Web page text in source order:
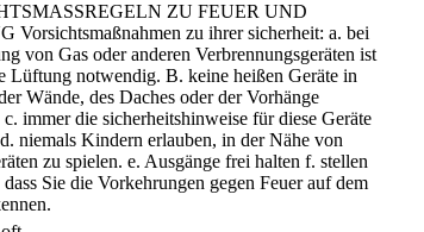
ZU FEUER UND
Vorsichtsmaßnahmen zu ihrer sicherheit: a. bei
von Gas oder anderen Verbrennungsgeräten ist
Lüftung notwendig. B. keine heißen Geräte in
Wände, des Daches oder der Vorhänge
c. immer die sicherheitshinweise für diese Geräte
niemals Kindern erlauben, in der Nähe von
zu spielen. e. Ausgänge frei halten f. stellen
dass Sie die Vorkehrungen gegen Feuer auf dem